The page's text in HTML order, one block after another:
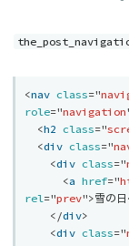
<nav class="
role="navigation
<h2 class="
<div class="
<div class="
<a href="
rel ="prev">雪の日
</div>
<div class="